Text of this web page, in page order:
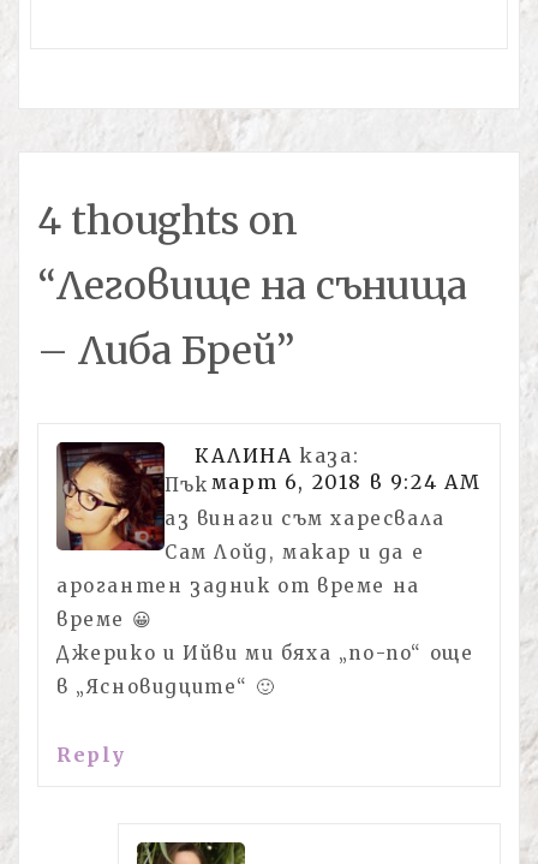
4 thoughts on
“Леговище на сънища
– Либа Брей”
КАЛИНА каза:
март 6, 2018 в 9:24 AM
Пък
аз винаги съм харесвала
Сам Лойд, макар и да е
арогантен задник от време на
време 😀
Джерико и Ийви ми бяха „no-no“ още
в „Ясновидците“ 🙂
Reply